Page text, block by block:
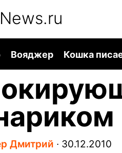
News.ru
Вояджер Кошка
Дмитрий ∙ 30.12.2010